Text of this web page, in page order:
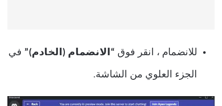
للانضمام ، انقر فوق “الانضمام (الخادم)” في
الجزء العلوي من الشاشة.